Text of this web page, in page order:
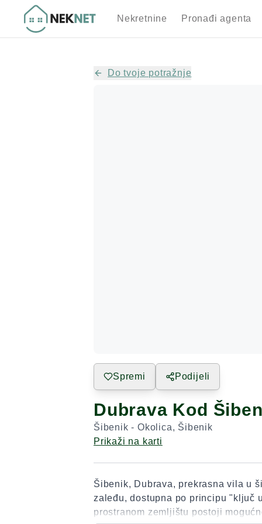
Nekretnine Pronađi agenta
Do tvoje potražnje
Spremi Podijeli
Dubrava Kod
Šibenik - Okolica, Šibenik
Prikaži na karti
Šibenik, Dubrava, prekrasna vila u
zaleđu, dostupna po principu "ključ
prostranom zemljištu postoji